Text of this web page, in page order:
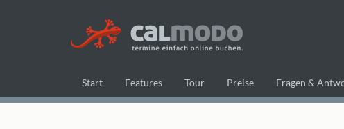
Start Features Tour Preise Fragen &